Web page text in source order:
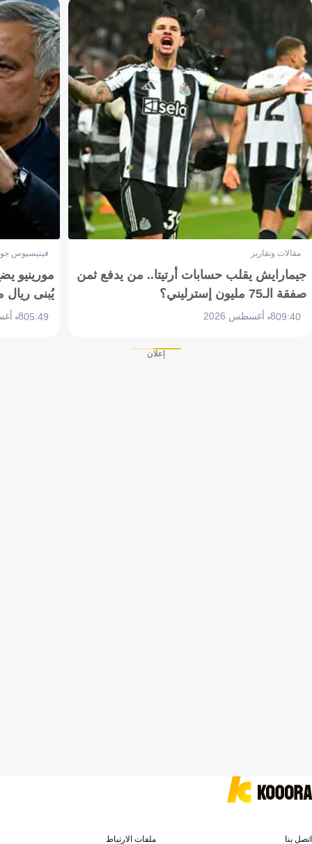
مقالات وتقارير
جيمارايش يقلب حسابات أرتيتا.. من يدفع ثمن
صفقة الـ75 مليون إسترليني؟
09:408 أغسطس 2026
فينيسيوس
مورينيو
يُبنى ريال
05:498 أغسطس 2026
إعلان
اتصل بنا ملفات الارتباط